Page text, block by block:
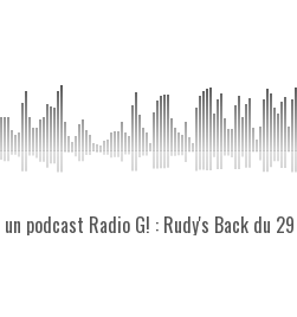
podcast Radio G! : Rudy's Back du